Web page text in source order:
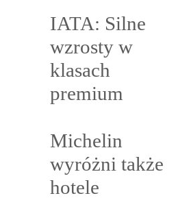
IATA: Silne
wzrosty w
klasach
premium
Michelin
wyróżni także
hotele